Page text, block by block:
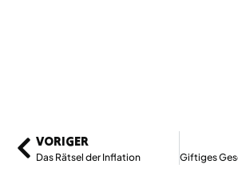
VORIGER
Das Rätsel der Inflation